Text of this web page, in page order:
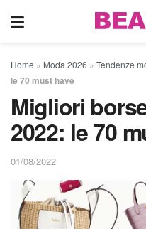
Home » Moda 2026 » Tendenze
le 70 must have
Migliori
2022: le 70
01/08/2022